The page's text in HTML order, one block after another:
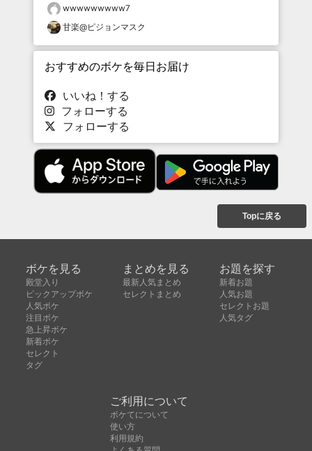
wwwwwwwww7
甘楽@ピジョンマスク
おすすめのボケを毎日お届け
いいね！する
フォローする
フォローする
Topに戻る
ボケを見る
殿堂入り
ピックアップボケ
人気ボケ
注目ボケ
急上昇ボケ
新着ボケ
セレクト
タグ
まとめを見る
最新人気まとめ
セレクトまとめ
お題を探す
新着お題
人気お題
セレクトお題
人気タグ
ご利用について
ボケてについて
使い方
利用規約